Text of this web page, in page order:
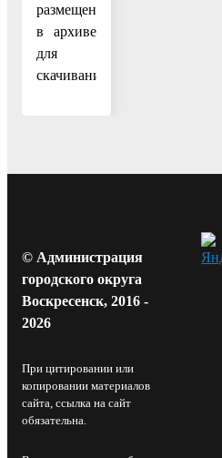
размещено
в архиве
для
скачивания
© Администрация
городского округа
Воскресенск, 2016 -
2026
При цитировании или
копировании материалов
сайта, ссылка на сайт
обязательна.